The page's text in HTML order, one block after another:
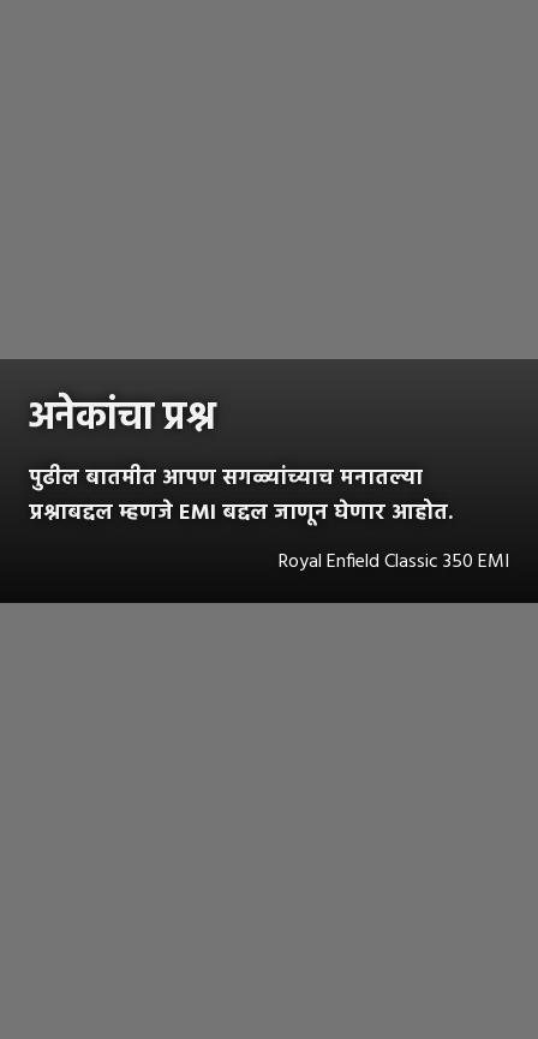
अनेकांचा प्रश्न
पुढील बातमीत आपण सगळ्यांच्याच मनातल्या
प्रश्नाबद्दल म्हणजे EMI बद्दल जाणून घेणार आहोत.
Royal Enfield Classic 350 EMI